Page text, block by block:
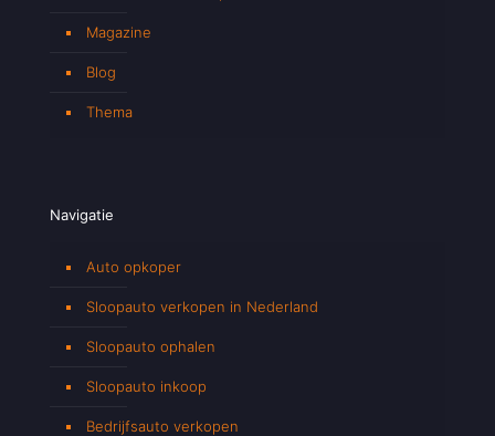
Magazine
Blog
Thema
Navigatie
Auto opkoper
Sloopauto verkopen in Nederland
Sloopauto ophalen
Sloopauto inkoop
Bedrijfsauto verkopen